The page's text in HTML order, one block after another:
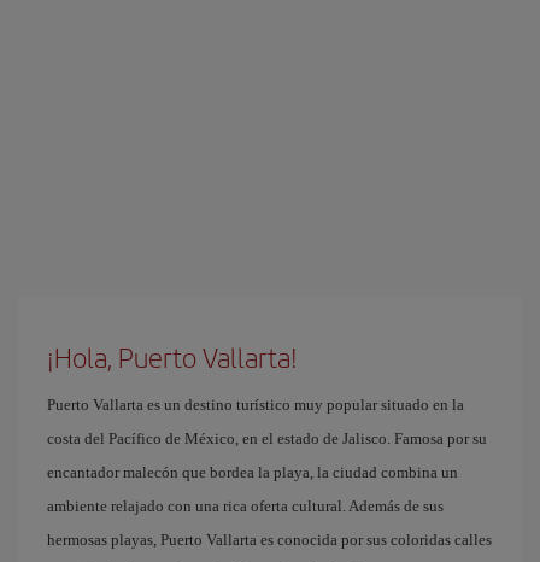
¡Hola, Puerto Vallarta!
Puerto Vallarta es un destino turístico muy popular situado en la
costa del Pacífico de México, en el estado de Jalisco. Famosa por su
encantador malecón que bordea la playa, la ciudad combina un
ambiente relajado con una rica oferta cultural. Además de sus
hermosas playas, Puerto Vallarta es conocida por sus coloridas calles